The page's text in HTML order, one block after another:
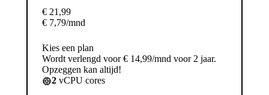
€ 21,99
€ 7,79/mnd
Kies een plan
Wordt verlengd voor € 14,99/mnd voor 2 jaar.
Opzeggen kan altijd!
2 vCPU cores